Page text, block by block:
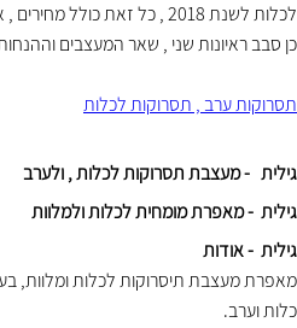
לכלות לשנת 2018 , כל זאת
כן סבב ראיונות שני , שאר המעצבים
תסרוקות ערב , תסרוקות לכלות
גילית - מעצבת תסרוקות לכלות , ולערב
גילית - מאפרת מומחית לכלות ולמלוות
גילית - אודות
מאפרת מעצבת תיסרוקות לכלות ומלוות,
כלות וערב.